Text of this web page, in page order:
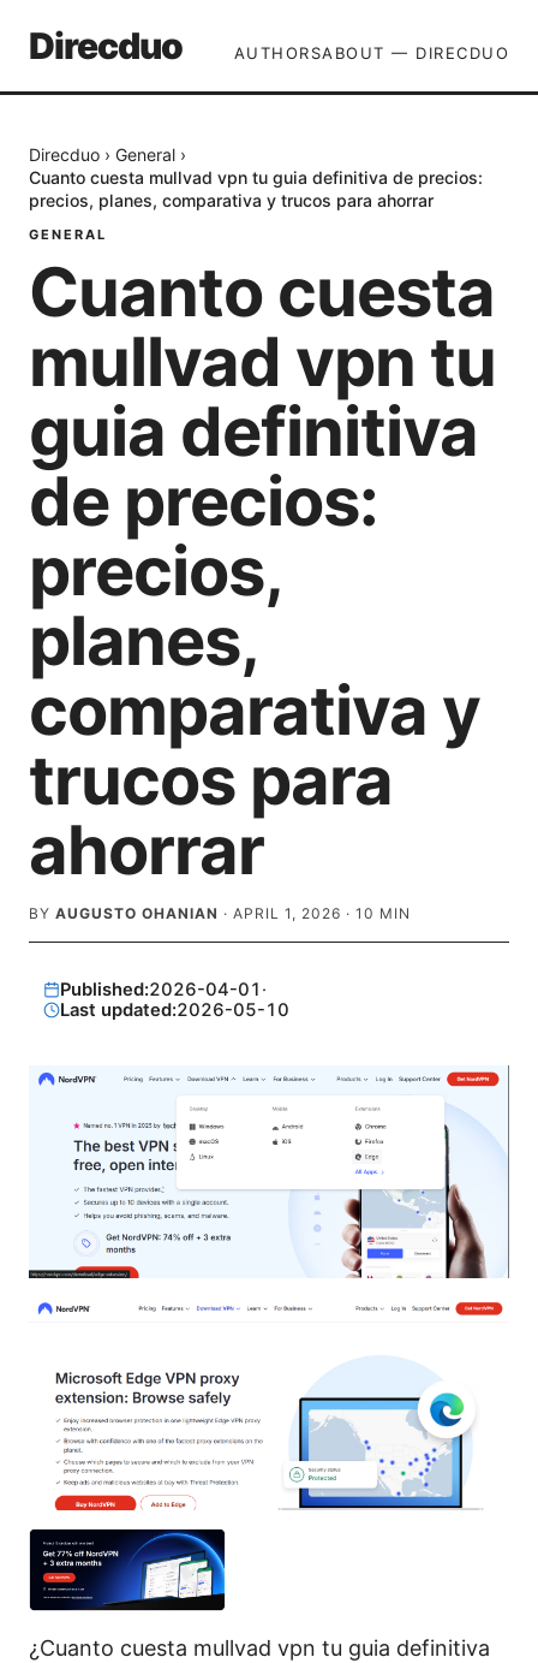
Direcduo AUTHORSABOUT — DIRECDUO
Direcduo › General ›
Cuanto cuesta mullvad vpn tu guia definitiva de precios:
precios, planes, comparativa y trucos para ahorrar
GENERAL
Cuanto cuesta
mullvad vpn tu
guia definitiva
de precios:
precios,
planes,
comparativa y
trucos para
ahorrar
BY AUGUSTO OHANIAN · APRIL 1, 2026 · 10 MIN
Published:2026-04-01 ·
Last updated:2026-05-10
¿Cuanto cuesta mullvad vpn tu guia definitiva